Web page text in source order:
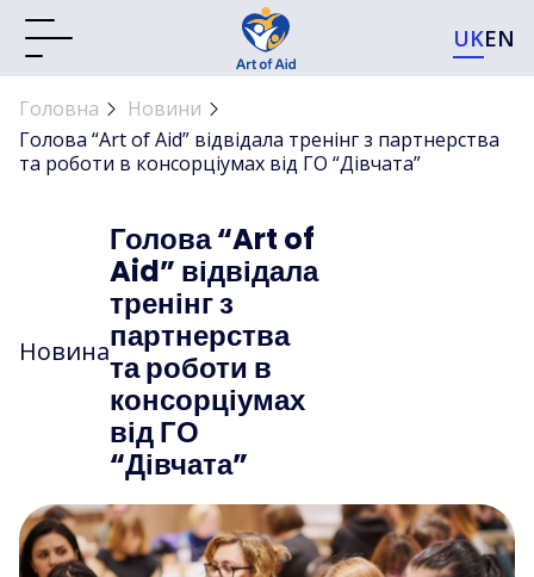
UKEN
Головна
Новини
Голова “Art of Aid” відвідала тренінг з партнерства
та роботи в консорціумах від ГО “Дівчата”
Новина
Голова “Art of
Aid” відвідала
тренінг з
партнерства
та роботи в
консорціумах
від ГО
“Дівчата”